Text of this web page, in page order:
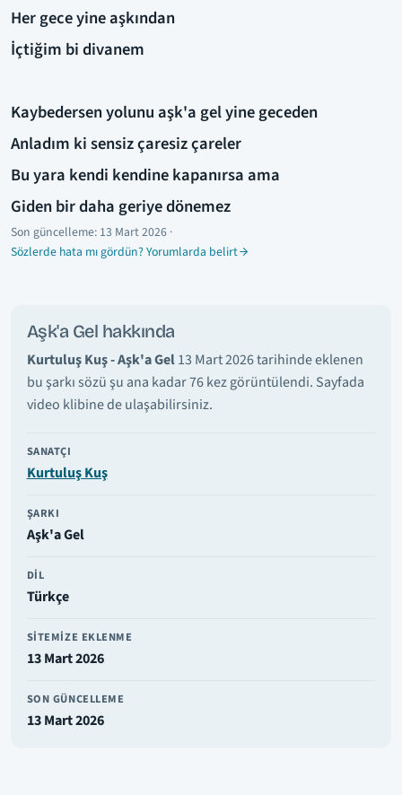
Her gece yine aşkından
İçtiğim bi divanem
Kaybedersen yolunu aşk'a gel yine geceden
Anladım ki sensiz çaresiz çareler
Bu yara kendi kendine kapanırsa ama
Giden bir daha geriye dönemez
Son güncelleme: 13 Mart 2026 ·
Sözlerde hata mı gördün? Yorumlarda belirt
Aşk'a Gel hakkında
Kurtuluş Kuş - Aşk'a Gel13 Mart 2026 tarihinde eklenen
bu şarkı sözü şu ana kadar 76 kez görüntülendi. Sayfada
video klibine de ulaşabilirsiniz.
SANATÇI
Kurtuluş Kuş
ŞARKI
Aşk'a Gel
DIL
Türkçe
SITEMIZE EKLENME
13 Mart 2026
SON GÜNCELLEME
13 Mart 2026